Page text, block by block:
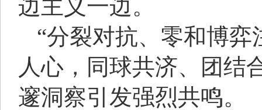
边主义一边。
“分裂对抗、零和博
人心，同球共济、团结
邃洞察引发强烈共鸣。